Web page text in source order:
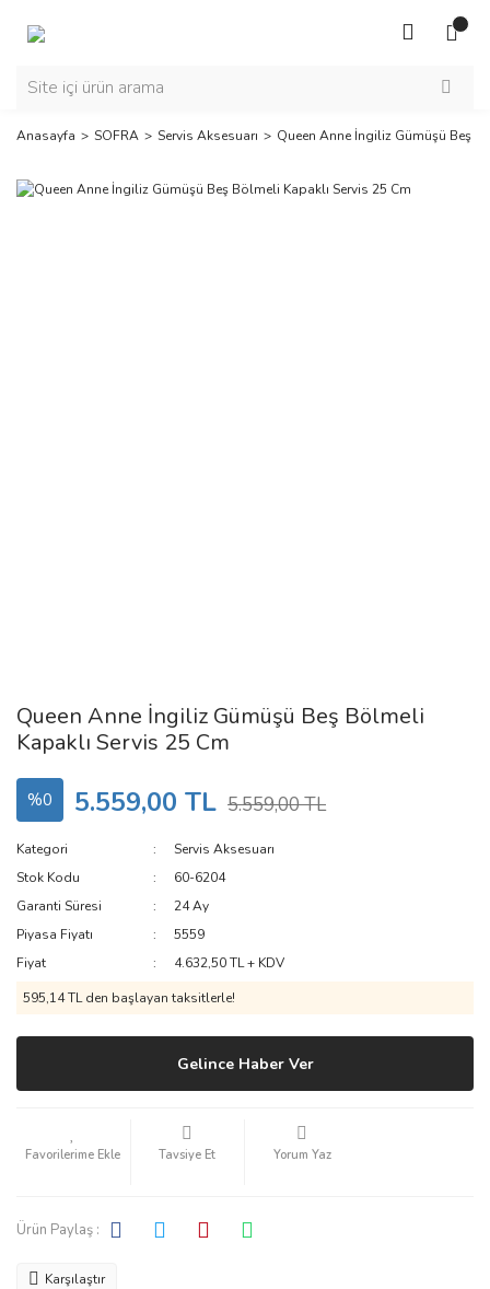
Anasayfa SOFRA Servis Aksesuarı Queen Anne İngiliz Gümüşü Beş
Queen Anne İngiliz Gümüşü Beş Bölmeli
Kapaklı Servis 25 Cm
%0 5.559,00 TL 5.559,00 TL
Kategori
Servis Aksesuarı
Stok Kodu
60-6204
Garanti Süresi
24 Ay
Piyasa Fiyatı
5559
Fiyat
4.632,50 TL + KDV
595,14 TL den başlayan taksitlerle!
Gelince Haber Ver
Tavsiye Et Yorum Yaz
Ürün Paylaş :
Karşılaştır